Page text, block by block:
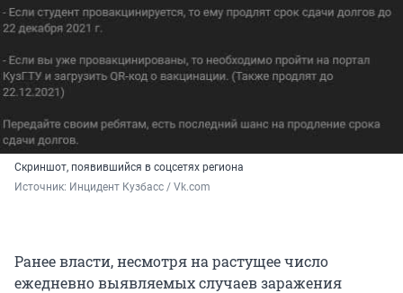
Скриншот, появившийся в соцсетях региона
Источник: Инцидент Кузбасс / Vk.com
Ранее власти, несмотря на растущее число
ежедневно выявляемых случаев заражения